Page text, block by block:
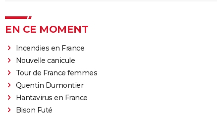
EN CE MOMENT
Incendies en France
Nouvelle canicule
Tour de France femmes
Quentin Dumontier
Hantavirus en France
Bison Futé